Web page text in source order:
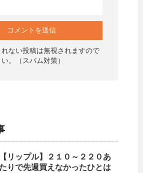
れない投稿は無視されますので
。（スパム対策）
【リップル】２１０～２２０あ
たりで先週買えなかったひとは